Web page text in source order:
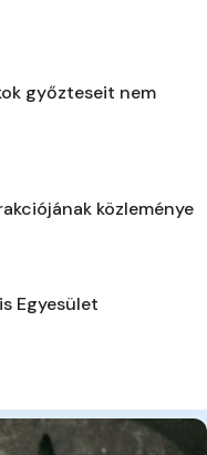
győzteseit nem
közleménye
Egyesület